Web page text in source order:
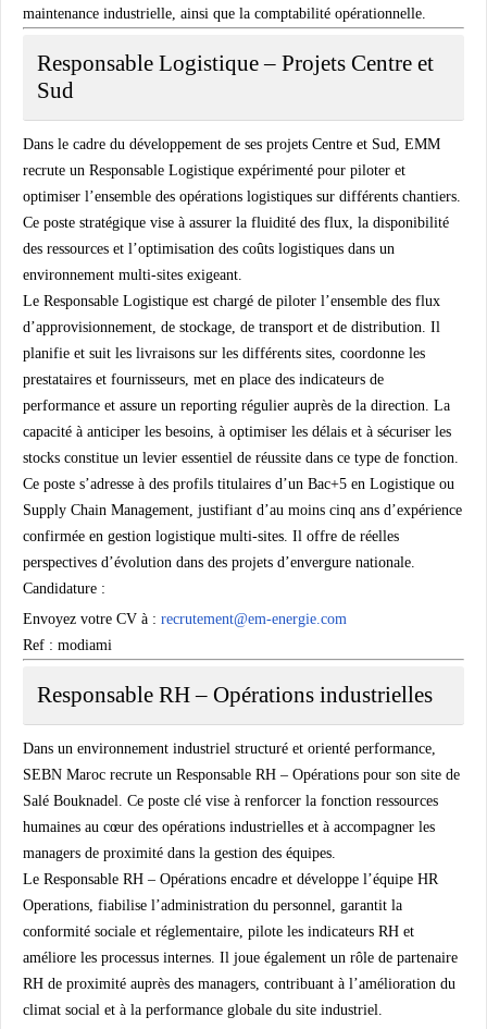
maintenance industrielle, ainsi que la comptabilité opérationnelle.
Responsable Logistique – Projets Centre et
Sud
Dans le cadre du développement de ses projets Centre et Sud, EMM
recrute un Responsable Logistique expérimenté pour piloter et
optimiser l’ensemble des opérations logistiques sur différents chantiers.
Ce poste stratégique vise à assurer la fluidité des flux, la disponibilité
des ressources et l’optimisation des coûts logistiques dans un
environnement multi-sites exigeant.
Le Responsable Logistique est chargé de piloter l’ensemble des flux
d’approvisionnement, de stockage, de transport et de distribution. Il
planifie et suit les livraisons sur les différents sites, coordonne les
prestataires et fournisseurs, met en place des indicateurs de
performance et assure un reporting régulier auprès de la direction. La
capacité à anticiper les besoins, à optimiser les délais et à sécuriser les
stocks constitue un levier essentiel de réussite dans ce type de fonction.
Ce poste s’adresse à des profils titulaires d’un Bac+5 en Logistique ou
Supply Chain Management, justifiant d’au moins cinq ans d’expérience
confirmée en gestion logistique multi-sites. Il offre de réelles
perspectives d’évolution dans des projets d’envergure nationale.
Candidature :
Envoyez votre CV à : recrutement@em-energie.com
Ref : modiami
Responsable RH – Opérations industrielles
Dans un environnement industriel structuré et orienté performance,
SEBN Maroc recrute un Responsable RH – Opérations pour son site de
Salé Bouknadel. Ce poste clé vise à renforcer la fonction ressources
humaines au cœur des opérations industrielles et à accompagner les
managers de proximité dans la gestion des équipes.
Le Responsable RH – Opérations encadre et développe l’équipe HR
Operations, fiabilise l’administration du personnel, garantit la
conformité sociale et réglementaire, pilote les indicateurs RH et
améliore les processus internes. Il joue également un rôle de partenaire
RH de proximité auprès des managers, contribuant à l’amélioration du
climat social et à la performance globale du site industriel.